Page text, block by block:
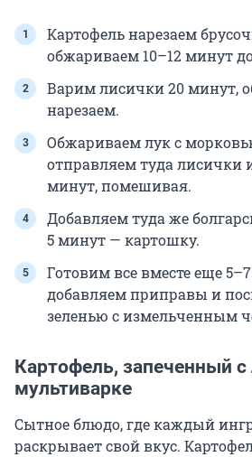
Картофель нарезаем
обжариваем 10–12 минут
Варим лисички 20 минут,
нарезаем.
Обжариваем лук с
отправляем туда лисички
минут, помешивая.
Добавляем туда же
5 минут — картошку.
Готовим все вместе еще
добавляем приправы и
зеленью с измельченным
Картофель, запеченный
мультиварке
Сытное блюдо, где каждый
раскрывает свой вкус.